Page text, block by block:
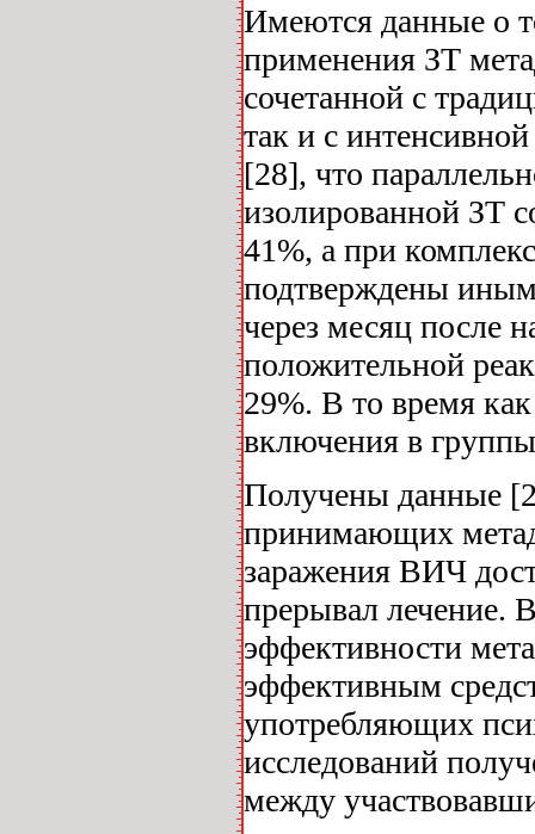
Имеются данные о
применения ЗТ
сочетанной с
так и с
[28], что
изолированной ЗТ
41%, а при
подтверждены
через месяц после
положительной
29%. В то время
включения в
Получены данные
принимающих
заражения ВИЧ
прерывал лечение.
эффективности
эффективным
употребляющих
исследований
между